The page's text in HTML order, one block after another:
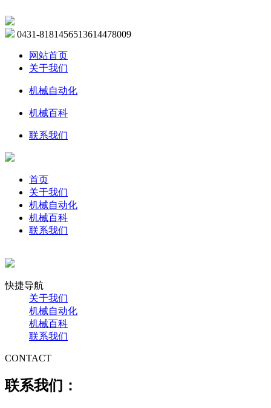
0431-8181456513614478009
网站首页
关于我们
机械自动化
机械百科
联系我们
首页
关于我们
机械自动化
机械百科
联系我们
快捷导航
关于我们
机械自动化
机械百科
联系我们
CONTACT
联系我们：